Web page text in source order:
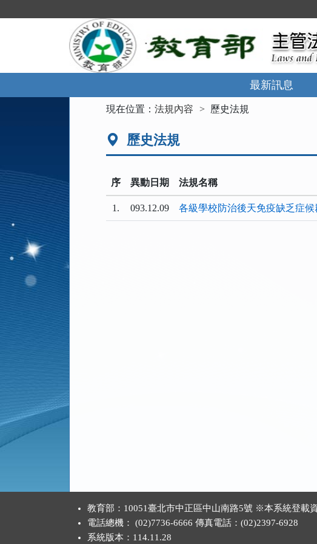
到
最新訊息
現在位置：法規內容 歷史法規
歷史法規
序 異動日期 法規名稱
1. 093.12.09 各級學校防治後天免疫缺乏症
教育部：10051臺北市中正區中山南路5號 ※本系統登載
電話總機： (02)7736-6666 傳真電話：(02)2397-6928
系統版本： 114.11.28